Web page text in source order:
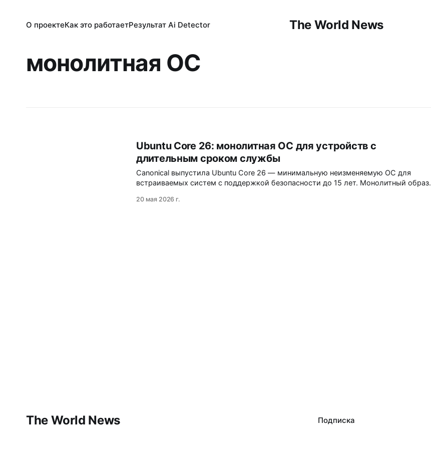
The World News
О проектеКак это работаетРезультат Ai Detector
монолитная ОС
Ubuntu Core 26: монолитная ОС для устройств с
длительным сроком службы
Canonical выпустила Ubuntu Core 26 — минимальную неизменяемую ОС для
встраиваемых систем с поддержкой безопасности до 15 лет. Монолитный образ,
медицинского оборудования, промышленных контроллеров и сетевых шлюзов.
20 мая 2026 г.
The World News Подписка